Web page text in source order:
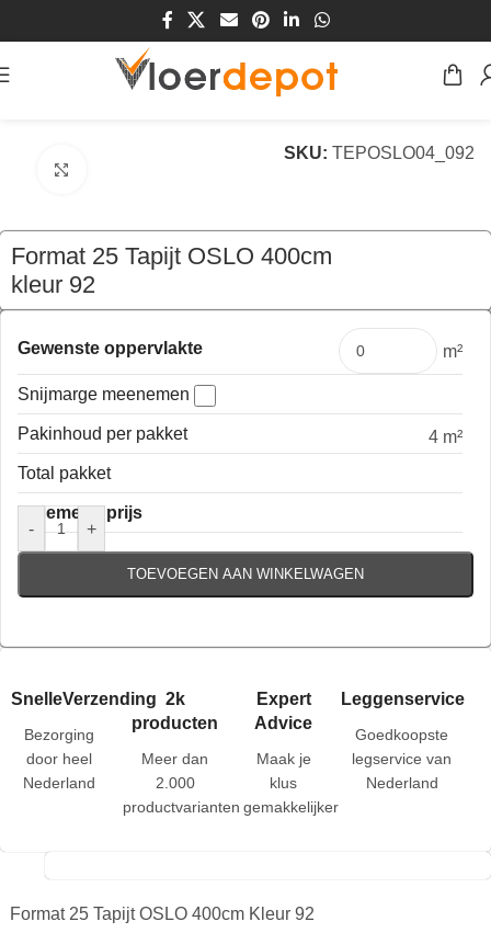
/Vloeren/Tapijt
SKU: TEPOSLO04_092
Format 25 Tapijt OSLO 400cm
kleur 92
€195,80 per mtr
Gewenste oppervlakte m²
Snijmarge meenemen
Pakinhoud per pakket
4 m²
Total pakket
Algemene prijs
-
+
TOEVOEGEN AAN WINKELWAGEN
SnelleVerzending
Bezorging
door heel
Nederland
2k
producten
Meer dan
2.000
productvarianten
Expert
Advice
Maak je
klus
gemakkelijker
Leggenservice
Goedkoopste
legservice van
Nederland
Format 25 Tapijt OSLO 400cm Kleur 92